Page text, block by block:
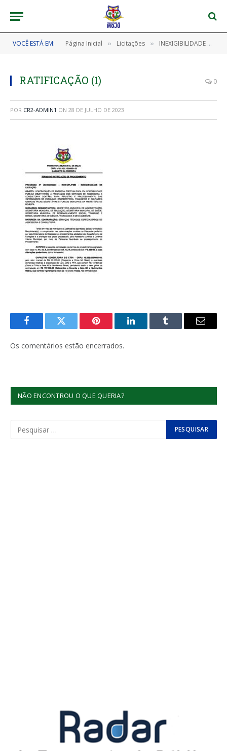
VOCÊ ESTÁ EM: Página Inicial » Licitações » INEXIGIBILIDADE DE LICITAÇÃO Nº 202306210003 – INEX/CPL/PMM (CONTRATAÇÃO DE EMPRESA ESPECIALIZADA EM CONTABILIDADE PÚBLICA OBJETIVANDO A PRESTAÇÃO DOS SERVIÇOS DE ASSESSORIA E CONSULTORIA CONTÁBIL PARA REGISTRO E PROCESSAMENTO DAS INFORMAÇÕES DE EXECUÇÃO ORÇAMENTÁRIA, FINANCEIRA E CONTÁBEIS GERADAS PELAS SECRETARIAS E FUNDOS MUNICIPAIS DA PREFEITURA DE MOJU/PA)
RATIFICAÇÃO (1) 0
POR CR2-ADMIN1 ON 28 DE JULHO DE 2023
FacebookTwitter Pinterest LinkedInTumblr
E-
Os comentários estão encerrados.
NÃO ENCONTROU O QUE QUERIA?